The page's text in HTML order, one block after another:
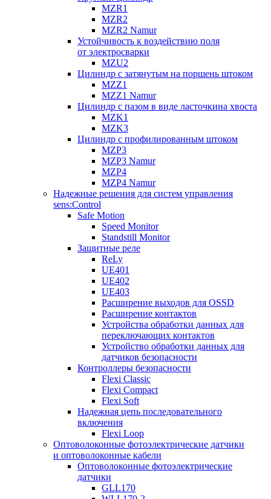
MZR1
MZR2
MZR2 Namur
Устойчивость к воздействию поля
от электросварки
MZU2
Цилиндр с затянутым на поршень штоком
MZZ1
MZZ1 Namur
Цилиндр с пазом в виде ласточкина хвоста
MZK1
MZK3
Цилиндр с профилированным штоком
MZP3
MZP3 Namur
MZP4
MZP4 Namur
Надежные решения для систем управления
sens:Control
Safe Motion
Speed Monitor
Standstill Monitor
Защитные реле
ReLy
UE401
UE402
UE403
Расширение выходов для OSSD
Расширение контактов
Устройства обработки данных для
переключающих контактов
Устройство обработки данных для
датчиков безопасности
Контроллеры безопасности
Flexi Classic
Flexi Compact
Flexi Soft
Надежная цепь последовательного
включения
Flexi Loop
Оптоволоконные фотоэлектрические датчики
и оптоволоконные кабели
Оптоволоконные фотоэлектрические
датчики
GLL170